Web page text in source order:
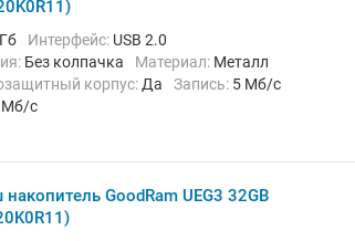
Интерфейс: USB 2.0
Без колпачка Материал: Металл
корпус: Да Запись: 5 Мб/с
Мб/с
GoodRam UEG3 32GB